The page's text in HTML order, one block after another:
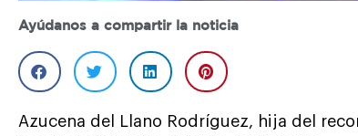
Ayúdanos a compartir la noticia
Azucena del Llano Rodríguez, hija del